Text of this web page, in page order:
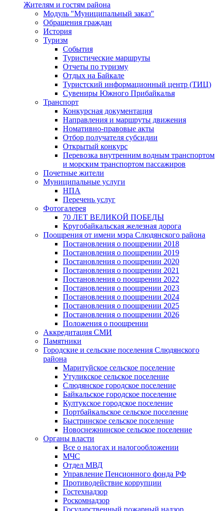
Жителям и гостям района
Модуль "Муниципальный заказ"
Обращения граждан
История
Туризм
События
Туристические маршруты
Отчеты по туризму
Отдых на Байкале
Туристский информационный центр (ТИЦ)
Сувениры Южного Прибайкалья
Транспорт
Конкурсная документация
Направления и маршруты движения
Номативно-правовые акты
Отбор получателя субсидии
Открытый конкурс
Перевозка внутренним водным транспортом
и морским транспортом пассажиров
Почетные жители
Муниципальные услуги
НПА
Перечень услуг
Фотогалерея
70 ЛЕТ ВЕЛИКОЙ ПОБЕДЫ
Кругобайкальская железная дорога
Поощрения от имени мэра Слюдянского района
Постановления о поощрении 2018
Постановления о поощрении 2019
Постановления о поощрении 2020
Постановления о поощрении 2021
Постановления о поощрении 2022
Постановления о поощрении 2023
Постановления о поощрении 2024
Постановления о поощрении 2025
Постановления о поощрении 2026
Положения о поощрении
Аккредитация СМИ
Памятники
Городские и сельские поселения Слюдянского
района
Маритуйское сельское поселение
Утуликское сельское поселение
Слюдянское городское поселение
Байкальское городское поселение
Култукское городское поселение
Портбайкальское сельское поселение
Быстринское сельское поселение
Новоснежнинское сельское поселение
Органы власти
Все о налогах и налогообложении
МЧС
Отдел МВД
Управление Пенсионного фонда РФ
Противодействие коррупции
Гостехнадзор
Роскомнадзор
Государственный пожарный надзор